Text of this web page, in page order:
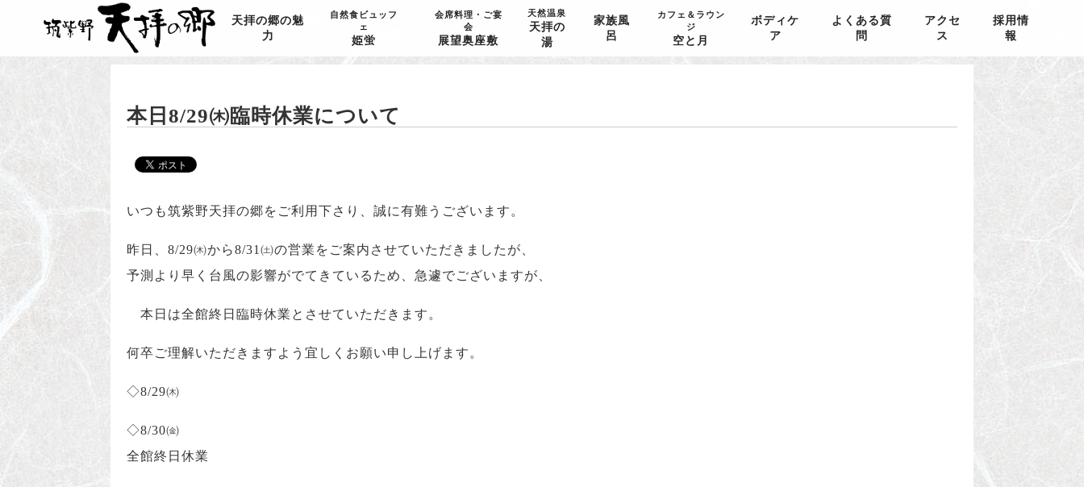
天拝の郷の魅
力
自然食ビュッフ
ェ
姫蛍
会席料理・ご宴
会
展望奥座敷
天然温泉
天拝の
湯
家族風
呂
カフェ＆ラウン
ジ
空と月
ボディケ
ア
よくある質
問
アクセ
ス
採用情
報
本日8/29㈭臨時休業について
いつも筑紫野天拝の郷をご利用下さり、誠に有難うございます。
昨日、8/29㈭から8/31㈯の営業をご案内させていただきましたが、
予測より早く台風の影響がでてきているため、急遽でございますが、
本日は全館終日臨時休業とさせていただきます。
何卒ご理解いただきますよう宜しくお願い申し上げます。
◇8/29㈭
◇8/30㈮
全館終日休業